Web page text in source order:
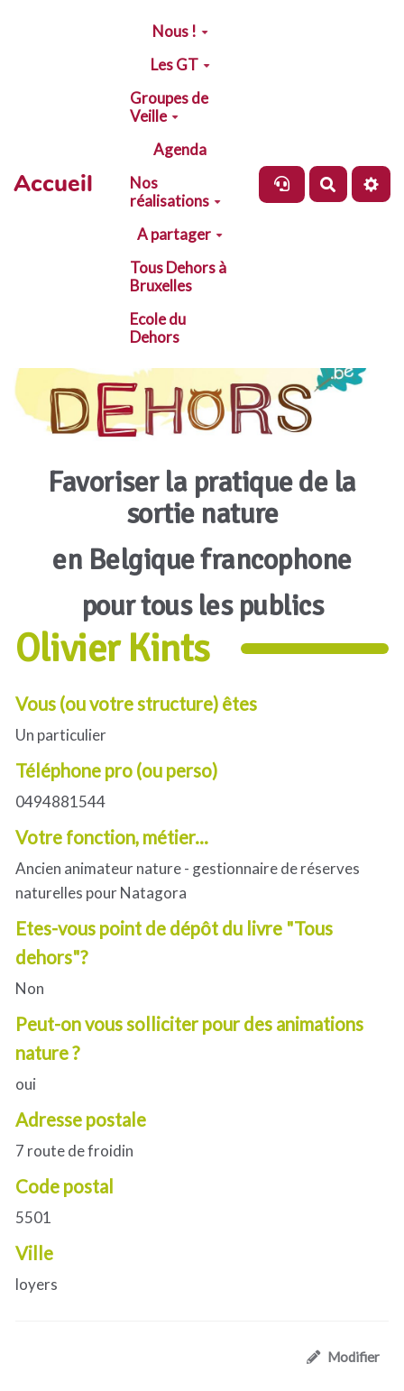
Aller au contenu principal
Accueil
Nous !
Les GT
Groupes de
Veille
Agenda
Nos
réalisations
A partager
Tous Dehors à
Bruxelles
Ecole du
Dehors
Favoriser la pratique de la
sortie nature
en Belgique francophone
pour tous les publics
Olivier Kints
Vous (ou votre structure) êtes
Un particulier
Téléphone pro (ou perso)
0494881544
Votre fonction, métier...
Ancien animateur nature - gestionnaire de réserves
naturelles pour Natagora
Etes-vous point de dépôt du livre "Tous
dehors"?
Non
Peut-on vous solliciter pour des animations
nature ?
oui
Adresse postale
7 route de froidin
Code postal
5501
Ville
loyers
Modifier